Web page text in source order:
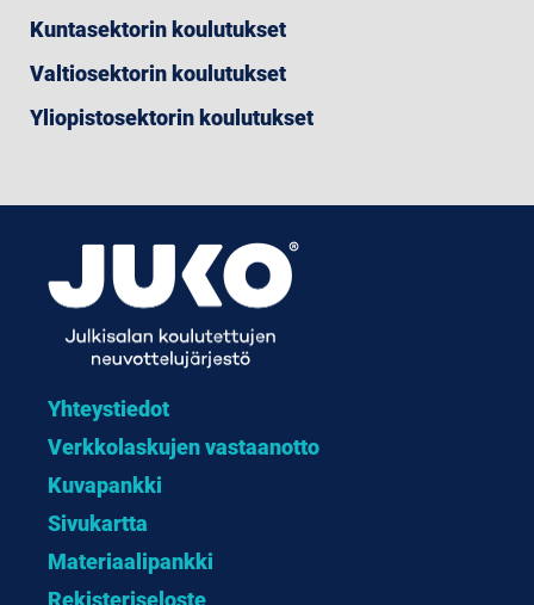
Kuntasektorin koulutukset
Valtiosektorin koulutukset
Yliopistosektorin koulutukset
Yhteystiedot
Verkkolaskujen vastaanotto
Kuvapankki
Sivukartta
Materiaalipankki
Rekisteriseloste